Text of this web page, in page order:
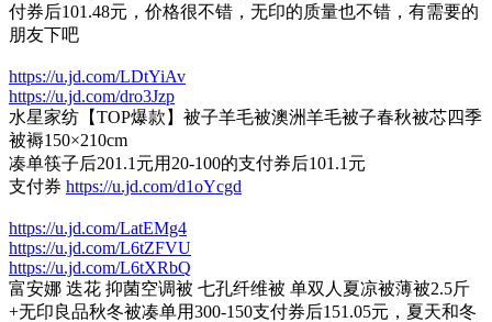
付券后101.48元，价格很不错，无印的质量也不错，有需要的
朋友下吧
https://u.jd.com/LDtYiAv
https://u.jd.com/dro3Jzp
水星家纺【TOP爆款】被子羊毛被澳洲羊毛被子春秋被芯四季
被褥150×210cm
凑单筷子后201.1元用20-100的支付券后101.1元
支付券 https://u.jd.com/d1oYcgd
https://u.jd.com/LatEMg4
https://u.jd.com/L6tZFVU
https://u.jd.com/L6tXRbQ
富安娜 迭花 抑菌空调被 七孔纤维被 单双人夏凉被薄被2.5斤
+无印良品秋冬被凑单用300-150支付券后151.05元，夏天和冬